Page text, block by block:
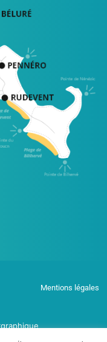
Mentions légales